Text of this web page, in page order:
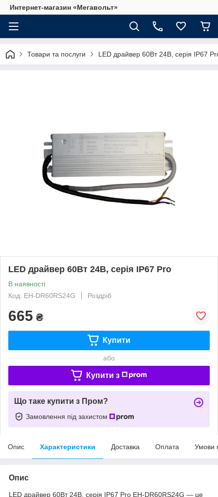
Интернет-магазин «Мегавольт»
Товари та послуги LED драйвер 60Вт 24В, серія IP67
LED драйвер 60Вт 24В, серія IP67 Pro
В наявності
Код: EH-DR60RS24G
Роздріб
665 ₴
Купити
або
Купити з
Що таке купити з Пром?
Замовлення під захистом
Опис Характеристики Доставка Оплата Умови
Опис
LED драйвер 60Вт 24В, серія IP67 Pro EH-DR60RS24G — це